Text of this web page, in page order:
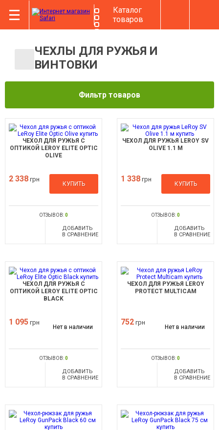
Каталог
товаров
ЧЕХЛЫ ДЛЯ РУЖЬЯ И
ВИНТОВКИ
Фильтр товаров
ЧЕХОЛ ДЛЯ РУЖЬЯ С
ОПТИКОЙ LEROY ELITE OPTIC
OLIVE
2 338 грн
КУПИТЬ
ОТЗЫВОВ:0
ДОБАВИТЬ
В СРАВНЕНИЕ
ЧЕХОЛ ДЛЯ РУЖЬЯ LEROY SV
OLIVE 1.1 М
1 338 грн
КУПИТЬ
ОТЗЫВОВ:0
ДОБАВИТЬ
В СРАВНЕНИЕ
ЧЕХОЛ ДЛЯ РУЖЬЯ С
ОПТИКОЙ LEROY ELITE OPTIC
BLACK
1 095 грн
Нет в наличии
ОТЗЫВОВ:0
ДОБАВИТЬ
В СРАВНЕНИЕ
ЧЕХОЛ ДЛЯ РУЖЬЯ LEROY
PROTECT MULTICAM
752 грн
Нет в наличии
ОТЗЫВОВ:0
ДОБАВИТЬ
В СРАВНЕНИЕ